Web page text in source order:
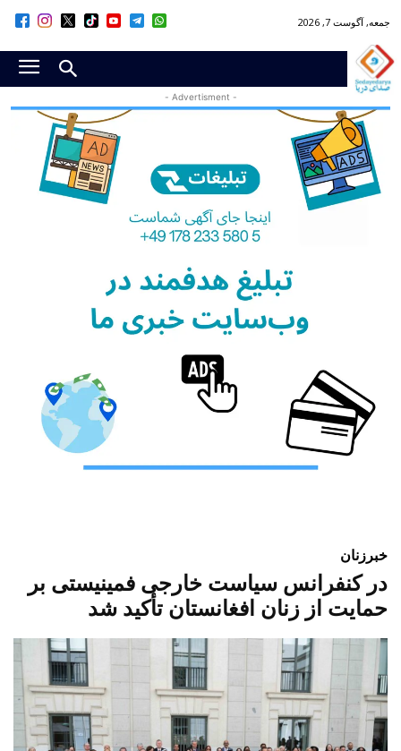
جمعه, آگوست 7, 2026
- Advertisment -
خبر زنان
در کنفرانس سیاست خارجی فمینیستی بر
حمایت از زنان افغانستان تأکید شد